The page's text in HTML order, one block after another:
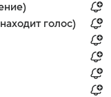
голос)